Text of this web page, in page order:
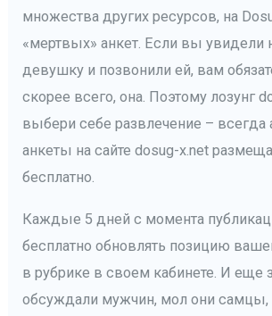
множества других ресурсов, на
«мертвых» анкет. Если вы увидели
девушку и позвонили ей, вам
скорее всего, она. Поэтому лозунг
выбери себе развлечение – всегда
анкеты на сайте dosug-x.net
бесплатно.
Каждые 5 дней с момента
бесплатно обновлять позицию
в рубрике в своем кабинете. И еще
обсуждали мужчин, мол они самцы,